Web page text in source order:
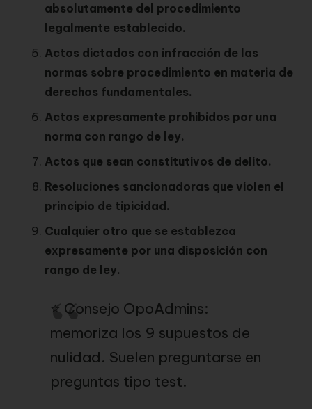
absolutamente del procedimiento
legalmente establecido.
Actos dictados con infracción de las
normas sobre procedimiento en materia de
derechos fundamentales.
Actos expresamente prohibidos por una
norma con rango de ley.
Actos que sean constitutivos de delito.
Resoluciones sancionadoras que violen el
principio de tipicidad.
Cualquier otro que se establezca
expresamente por una disposición con
rango de ley.
⭐ Consejo OpoAdmins:
memoriza los 9 supuestos de
nulidad. Suelen preguntarse en
preguntas tipo test.